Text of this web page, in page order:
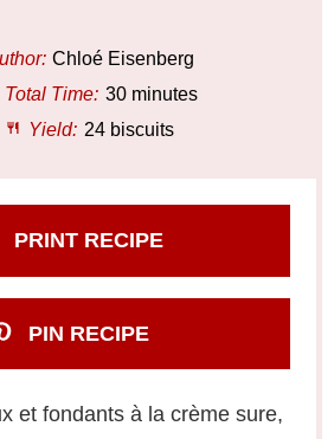
Chloé Eisenberg
Total Time: 30 minutes
Yield: 24 biscuits
PRINT RECIPE
PIN RECIPE
et fondants à la crème sure,